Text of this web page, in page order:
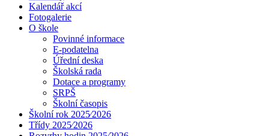
Kalendář akcí
Fotogalerie
O škole
Povinné informace
E-podatelna
Úřední deska
Školská rada
Dotace a programy
SRPŠ
Školní časopis
Školní rok 2025⁄2026
Třídy 2025⁄2026